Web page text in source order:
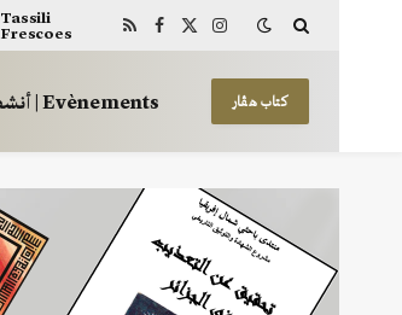
Tassili
Frescoes
RSS Facebook
X
Instagram
أنشطة | Evènements كتاب هڤار